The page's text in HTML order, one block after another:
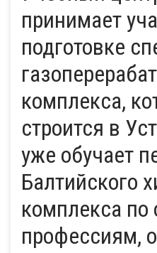
принимает
подготовке
комплекса,
строится в
уже обучает
Балтийского
комплекса
профессиям,